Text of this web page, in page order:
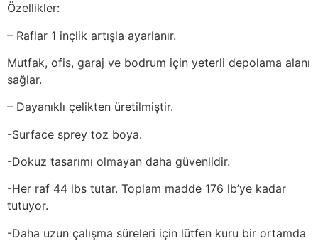
Özellikler:
– Raflar 1 inçlik artışla ayarlanır.
Mutfak, ofis, garaj ve bodrum için yeterli depolama alanı
sağlar.
– Dayanıklı çelikten üretilmiştir.
-Surface sprey toz boya.
-Dokuz tasarımı olmayan daha güvenlidir.
-Her raf 44 lbs tutar. Toplam madde 176 lb’ye kadar
tutuyor.
-Daha uzun çalışma süreleri için lütfen kuru bir ortamda